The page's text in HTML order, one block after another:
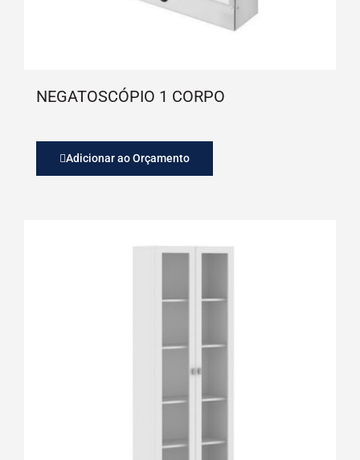
NEGATOSCÓPIO 1 CORPO
Adicionar ao Orçamento